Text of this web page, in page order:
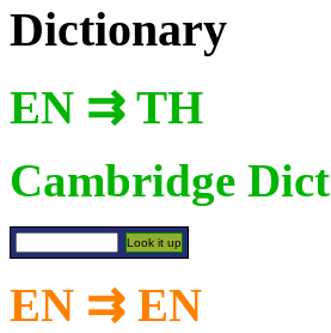
Dictionary
EN ⇉ TH
Cambridge Dict
EN ⇉ EN